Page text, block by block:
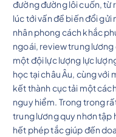
đường đường lôi cuốn, từ
lúc tới vấn đề biến đổi
nhân phong cách khắc
ngoái, review trung lương
một đội lực lượng lực
học tại châu Âu, cùng với
kết thành cục tải một
nguy hiểm. Trong trong
trung lương quy nhơn tập
hết phép tắc giúp đến